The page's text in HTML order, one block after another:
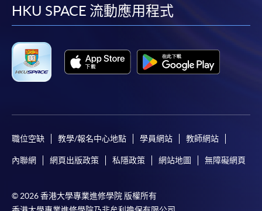
facebook
youtube
linkedin
HKU SPACE 流動應用程式
職位空缺 教學/報名中心地點 學員網站 教師網站
內聯網 網頁出版政策 私隱政策 網站地圖 無障礙網頁
© 2026 香港大學專業進修學院 版權所有